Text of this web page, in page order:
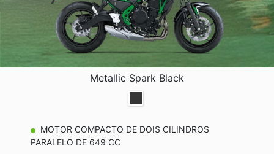
Metallic Spark Black
MOTOR COMPACTO DE DOIS CILINDROS
PARALELO DE 649 CC